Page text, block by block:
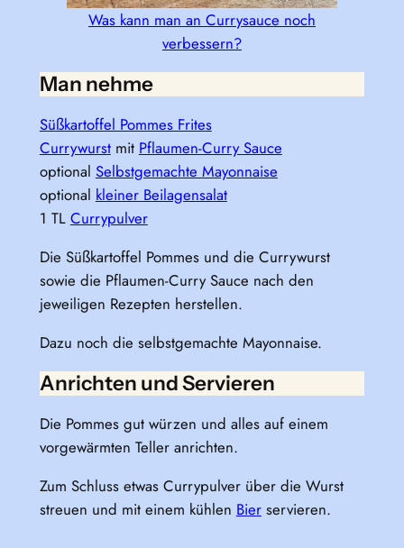
Was kann man an Currysauce noch
verbessern?
Man nehme
Süßkartoffel Pommes Frites
Currywurstmit Pflaumen-Curry Sauce
optional Selbstgemachte Mayonnaise
optional kleiner Beilagensalat
1 TL Currypulver
Die Süßkartoffel Pommes und die Currywurst
sowie die Pflaumen-Curry Sauce nach den
jeweiligen Rezepten herstellen.
Dazu noch die selbstgemachte Mayonnaise.
Anrichten und Servieren
Die Pommes gut würzen und alles auf einem
vorgewärmten Teller anrichten.
Zum Schluss etwas Currypulver über die Wurst
streuen und mit einem kühlen Bierservieren.